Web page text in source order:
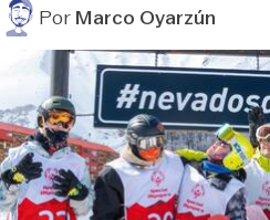
PorMarco Oyarzún